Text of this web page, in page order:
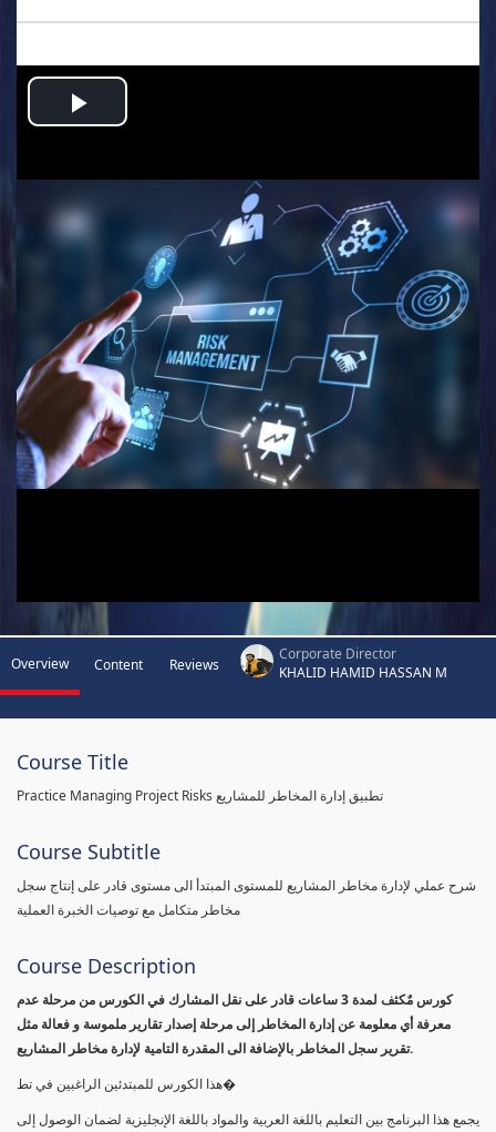
Play
Video
Overview Content Reviews
Corporate Director
KHALID HAMID HASSAN M
Course Title
Practice Managing Project Risks تطبيق إدارة المخاطر للمشاريع
Course Subtitle
شرح عملي لإدارة مخاطر المشاريع للمستوى المبتدأ الى مستوى قادر على إنتاج سجل
مخاطر متكامل مع توصيات الخبرة العملية
Course Description
كورس مٌكثف لمدة 3 ساعات قادر على نقل المشارك في الكورس من مرحلة عدم
معرفة أي معلومة عن إدارة المخاطر إلى مرحلة إصدار تقارير ملموسة و فعالة مثل
تقرير سجل المخاطر بالإضافة الى المقدرة التامية لإدارة مخاطر المشاريع.
هذا الكورس للمبتدئين الراغبين في تط�
يجمع هذا البرنامج بين التعليم باللغة العربية والمواد باللغة الإنجليزية لضمان الوصول إلى